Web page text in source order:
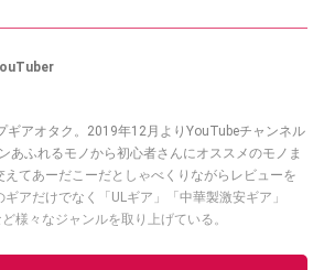
ギアオタク。2019年12月よりYouTubeチャンネル
あふれるモノから初心者さんにオススメのモノま
てあーだこーだとしゃべくりながらレビューを
アだけでなく「ULギア」「中華製激安ギア」
様々なジャンルを取り上げている。
このイチオシストの他の記事を読む